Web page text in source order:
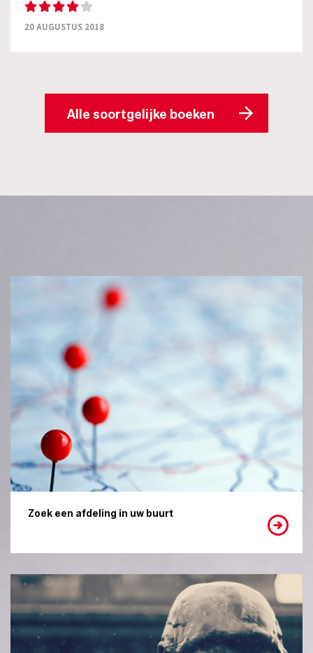
20 AUGUSTUS 2018
Alle soortgelijke boeken
Zoek een afdeling in uw buurt